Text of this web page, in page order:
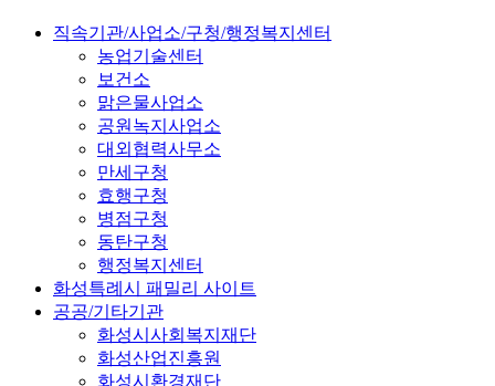
직속기관/사업소/구청/행정복지센터
농업기술센터
보건소
맑은물사업소
공원녹지사업소
대외협력사무소
만세구청
효행구청
병점구청
동탄구청
행정복지센터
화성특례시 패밀리 사이트
공공/기타기관
화성시사회복지재단
화성산업진흥원
화성시환경재단